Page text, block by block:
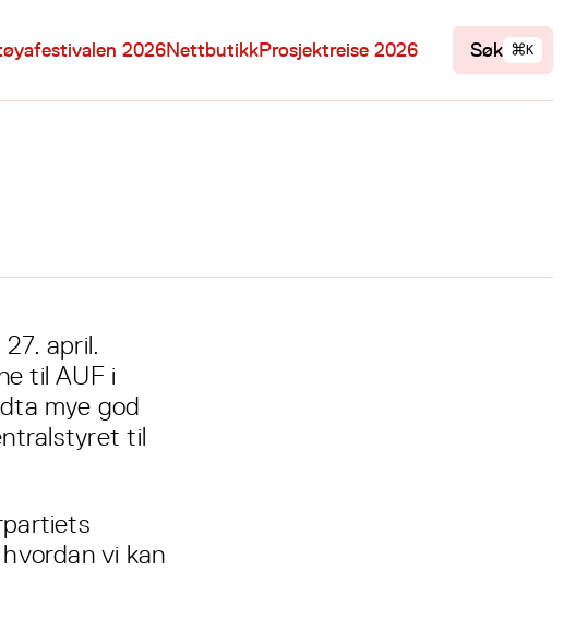
2026NettbutikkProsjektreise 2026 Søk ⌘ K
april.
til AUF i
mye god
til
vi kan